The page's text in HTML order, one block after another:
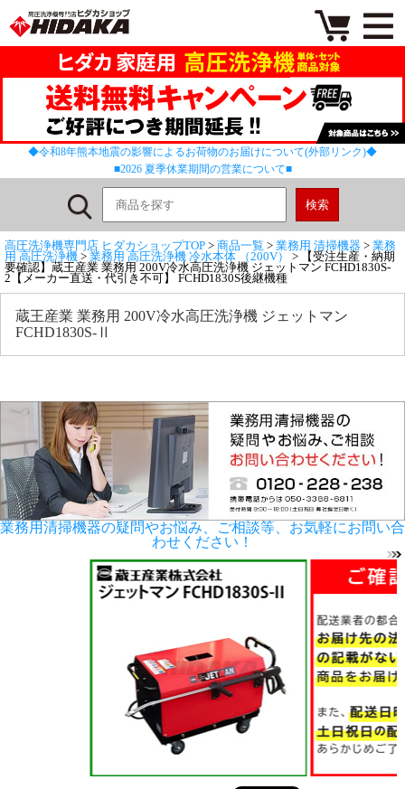
◆令和8年熊本地震の影響によるお荷物のお届けについて(外部リンク)◆
■2026 夏季休業期間の営業について■
高圧洗浄機専門店 ヒダカショップTOP > 商品一覧 > 業務用 清掃機器 > 業務
用 高圧洗浄機 > 業務用 高圧洗浄機 冷水本体 （200V）
> 【受注生産・納期
要確認】蔵王産業 業務用 200V冷水高圧洗浄機 ジェットマン FCHD1830S-
2【メーカー直送・代引き不可】 FCHD1830S後継機種
蔵王産業 業務用 200V冷水高圧洗浄機 ジェットマン
FCHD1830S-Ⅱ
業務用清掃機器の疑問やお悩み、ご相談等、お気軽にお問い合
わせください！